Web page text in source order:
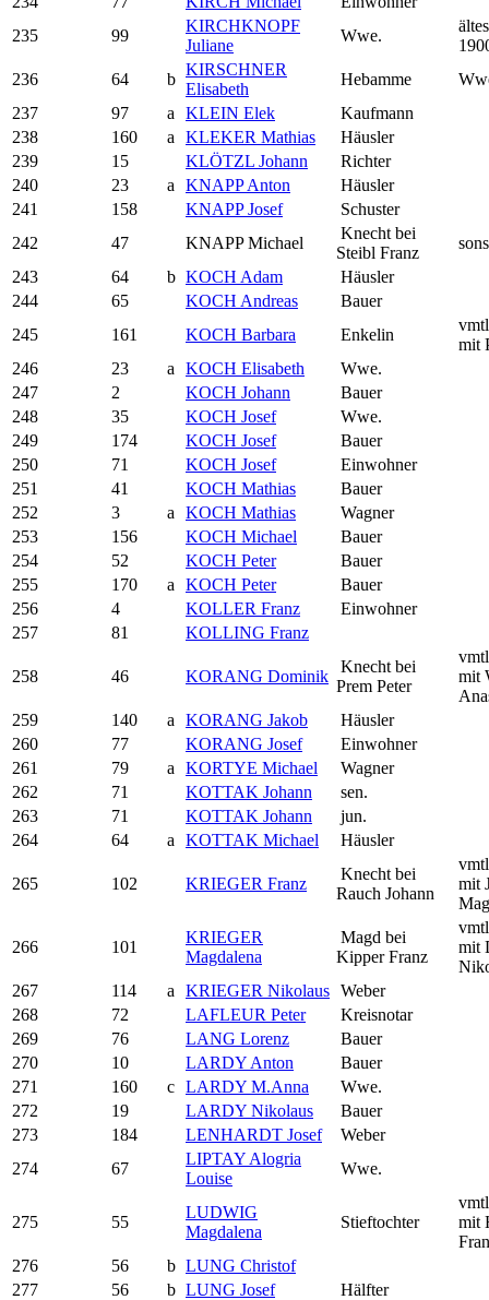
235
99
KIRCHKNOPF
Juliane
Wwe.
236
64 b
KIRSCHNER
Elisabeth
Hebamme
237
97 a KLEIN Elek
Kaufmann
238
160 a KLEKER Mathias
Häusler
239
15 KLÖTZL Johann
Richter
240
23 a KNAPP Anton
Häusler
241
158 KNAPP Josef
Schuster
242
47 KNAPP Michael
Knecht bei
Steibl Franz
243
64 b KOCH Adam
Häusler
244
65 KOCH Andreas
Bauer
245
161 KOCH Barbara Enkelin
mit
246
23 a KOCH Elisabeth
Wwe.
247
2 KOCH Johann
Bauer
248
35 KOCH Josef
Wwe.
249
174 KOCH Josef
Bauer
250
71 KOCH Josef
Einwohner
251
41 KOCH Mathias
Bauer
252
3 a KOCH Mathias
Wagner
253
156 KOCH Michael
Bauer
254
52 KOCH Peter
Bauer
255
170 a KOCH Peter
Bauer
256
4 KOLLER Franz
Einwohner
257
81 KOLLING Franz
258 46 KORANG Dominik
Knecht bei
Prem Peter
mit
259
140 a KORANG Jakob
Häusler
260
77 KORANG Josef
Einwohner
261
79 a KORTYE Michael
Wagner
262
71 KOTTAK Johann
sen.
263
71 KOTTAK Johann
jun.
264
64 a KOTTAK Michael Häusler
265 102 KRIEGER Franz
Knecht bei
Rauch Johann
mit
266 101
KRIEGER
Magdalena
Magd bei
Kipper Franz
mit
267
114 a KRIEGER Nikolaus Weber
268
72 LAFLEUR Peter
Kreisnotar
269
76 LANG Lorenz
Bauer
270
10 LARDY Anton
Bauer
271
160 c LARDY M.Anna
Wwe.
272
19 LARDY Nikolaus
Bauer
273
184 LENHARDT Josef
Weber
274
67
LIPTAY Alogria
Louise
Wwe.
275 55
LUDWIG
Magdalena
Stieftochter
mit
276
56 b LUNG Christof
277
56 b LUNG Josef
Hälfter